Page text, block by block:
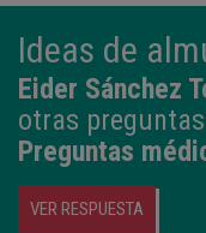
Ideas de
Eider Sánchez
otras
Preguntas
VER RESPUESTA